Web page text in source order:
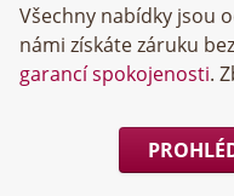
Všechny nabídky jsou
námi získáte záruku
garancí spokojenosti.